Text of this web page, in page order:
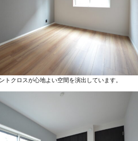
トクロスが心地よい空間を演出しています。